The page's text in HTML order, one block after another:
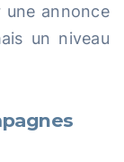
une annonce
un niveau